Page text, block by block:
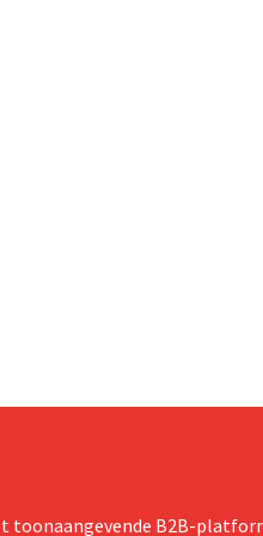
toonaangevende B2B-